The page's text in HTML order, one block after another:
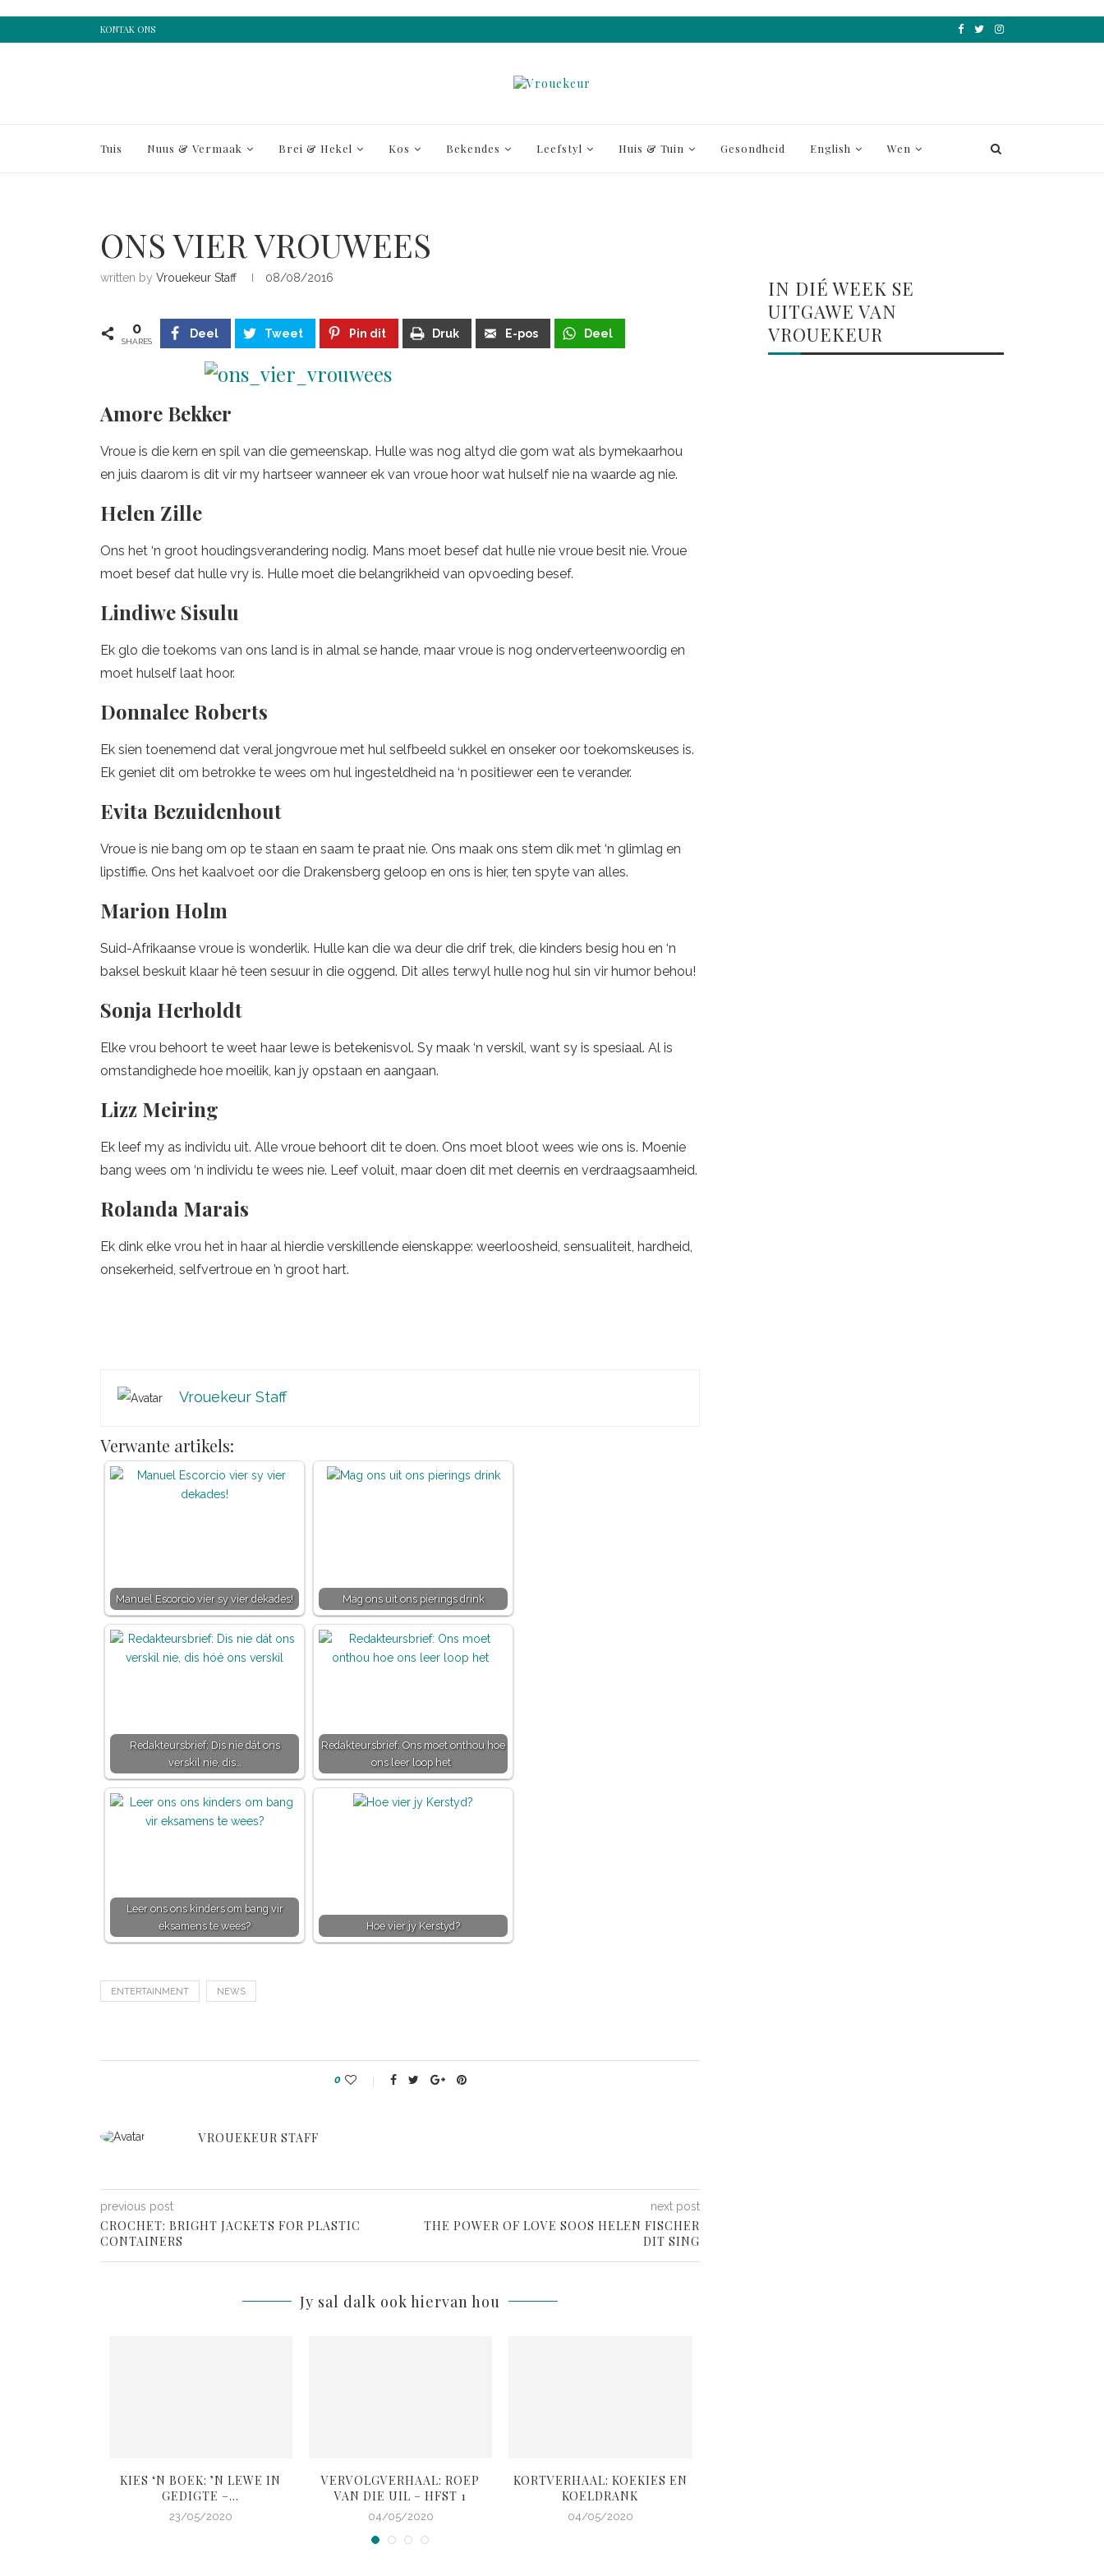
KONTAK ONS
Tuis Nuus & Vermaak Brei & Hekel Kos Bekendes Leefstyl Huis & Tuin Gesondheid English Wen
ONS VIER VROUWEES
written by Vrouekeur Staff 08/08/2016
0
SHARES
Deel Tweet Pin dit Druk E-pos Deel
Amore Bekker
Vroue is die kern en spil van die gemeenskap. Hulle was nog altyd die gom wat als bymekaarhou
en juis daarom is dit vir my hartseer wanneer ek van vroue hoor wat hulself nie na waarde ag nie.
Helen Zille
Ons het ‘n groot houdingsverandering nodig. Mans moet besef dat hulle nie vroue besit nie. Vroue
moet besef dat hulle vry is. Hulle moet die belangrikheid van opvoeding besef.
Lindiwe Sisulu
Ek glo die toekoms van ons land is in almal se hande, maar vroue is nog onderverteenwoordig en
moet hulself laat hoor.
Donnalee Roberts
Ek sien toenemend dat veral jongvroue met hul selfbeeld sukkel en onseker oor toekomskeuses is.
Ek geniet dit om betrokke te wees om hul ingesteldheid na ‘n positiewer een te verander.
Evita Bezuidenhout
Vroue is nie bang om op te staan en saam te praat nie. Ons maak ons stem dik met ‘n glimlag en
lipstiffie. Ons het kaalvoet oor die Drakensberg geloop en ons is hier, ten spyte van alles.
Marion Holm
Suid-Afrikaanse vroue is wonderlik. Hulle kan die wa deur die drif trek, die kinders besig hou en ‘n
baksel beskuit klaar hê teen sesuur in die oggend. Dit alles terwyl hulle nog hul sin vir humor behou!
Sonja Herholdt
Elke vrou behoort te weet haar lewe is betekenisvol. Sy maak ‘n verskil, want sy is spesiaal. Al is
omstandighede hoe moeilik, kan jy opstaan en aangaan.
Lizz Meiring
Ek leef my as individu uit. Alle vroue behoort dit te doen. Ons moet bloot wees wie ons is. Moenie
bang wees om ‘n individu te wees nie. Leef voluit, maar doen dit met deernis en verdraagsaamheid.
Rolanda Marais
Ek dink elke vrou het in haar al hierdie verskillende eienskappe: weerloosheid, sensualiteit, hardheid,
onsekerheid, selfvertroue en ’n groot hart.
Vrouekeur Staff
Verwante artikels:
Manuel Escorcio vier sy vier dekades! Mag ons uit ons pierings drink
Redakteursbrief: Dis nie dát ons
verskil nie, dis…
Redakteursbrief: Ons moet onthou hoe
ons leer loop het
Leer ons ons kinders om bang vir
eksamens te wees?
Hoe vier jy Kerstyd?
ENTERTAINMENT NEWS
0
VROUEKEUR STAFF
previous post
CROCHET: BRIGHT JACKETS FOR PLASTIC
CONTAINERS
next post
THE POWER OF LOVE SOOS HELEN FISCHER
DIT SING
Jy sal dalk ook hiervan hou
KIES ‘N BOEK: ’N LEWE IN
GEDIGTE –...
23/05/2020
VERVOLGVERHAAL: ROEP
VAN DIE UIL – HFST 1
04/05/2020
KORTVERHAAL: KOEKIES EN
KOELDRANK
04/05/2020
IN DIÉ WEEK SE
UITGAWE VAN
VROUEKEUR